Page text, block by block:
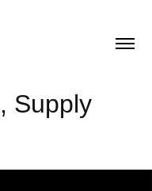
, Supply